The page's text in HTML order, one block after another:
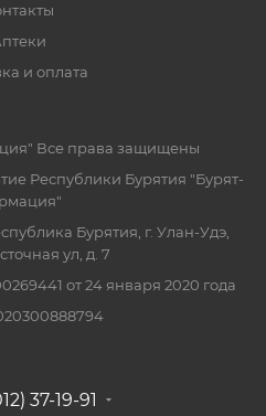
и оплата
Все права защищены
Республики Бурятия "Бурят-
Бурятия, г. Улан-Удэ,
ул, д. 7
от 24 января 2020 года
37-19-91